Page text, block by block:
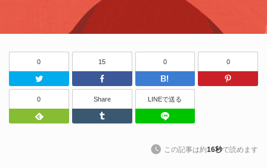
0
Twitter
15
Facebook
0
はてなブッ
0
0
Feedly
Share
Tumblr
LINEで送る
この記事は約16秒で読めます